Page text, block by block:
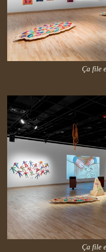
Ça file
Ça file